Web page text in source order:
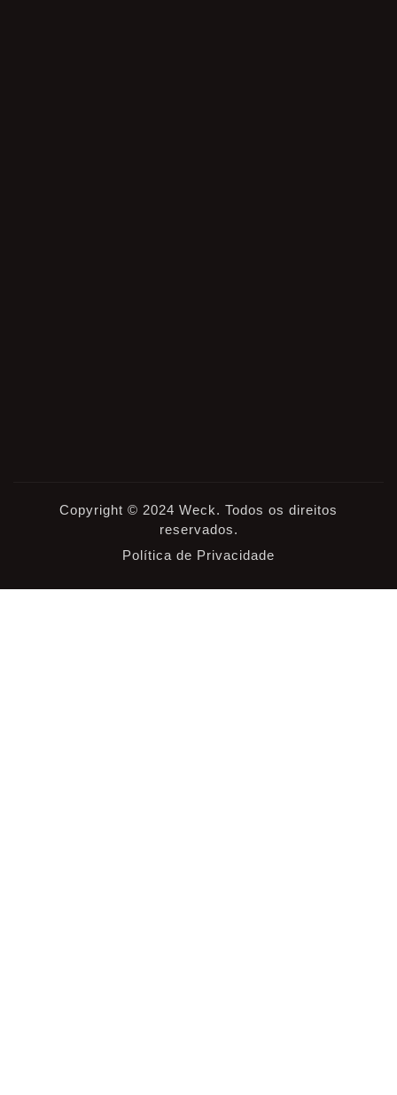
Copyright © 2024 Weck. Todos os direitos
reservados.
Política de Privacidade